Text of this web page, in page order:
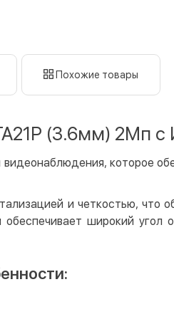
Оплата
Похожие товары
(3.6мм) 2Мп
которое
и четкостью, что
широкий угол